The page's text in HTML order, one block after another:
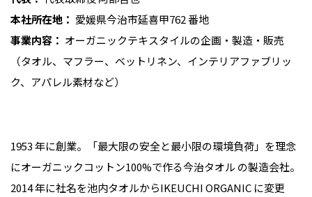
本社所在地： 愛媛県今治市延喜甲762 番地
事業内容： オーガニックテキスタイルの企画・製造・販売
（タオル、マフラー、ベットリネン、インテリアファブリッ
ク、アパレル素材など）
1953 年に創業。「最大限の安全と最小限の環境負荷」を理念
にオーガニックコットン100%で作る今治タオル の製造会社。
2014 年に社名を池内タオルからIKEUCHI ORGANIC に変更